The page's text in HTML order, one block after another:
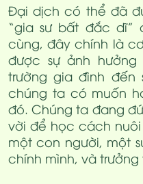
Đại dịch có thể đã
“gia sư bất đắc dĩ”
cùng, đây chính là
được sự ảnh
trường gia đình đến
chúng ta có muốn
đó. Chúng ta đang
vời để học cách
một con người, một
chính mình, và